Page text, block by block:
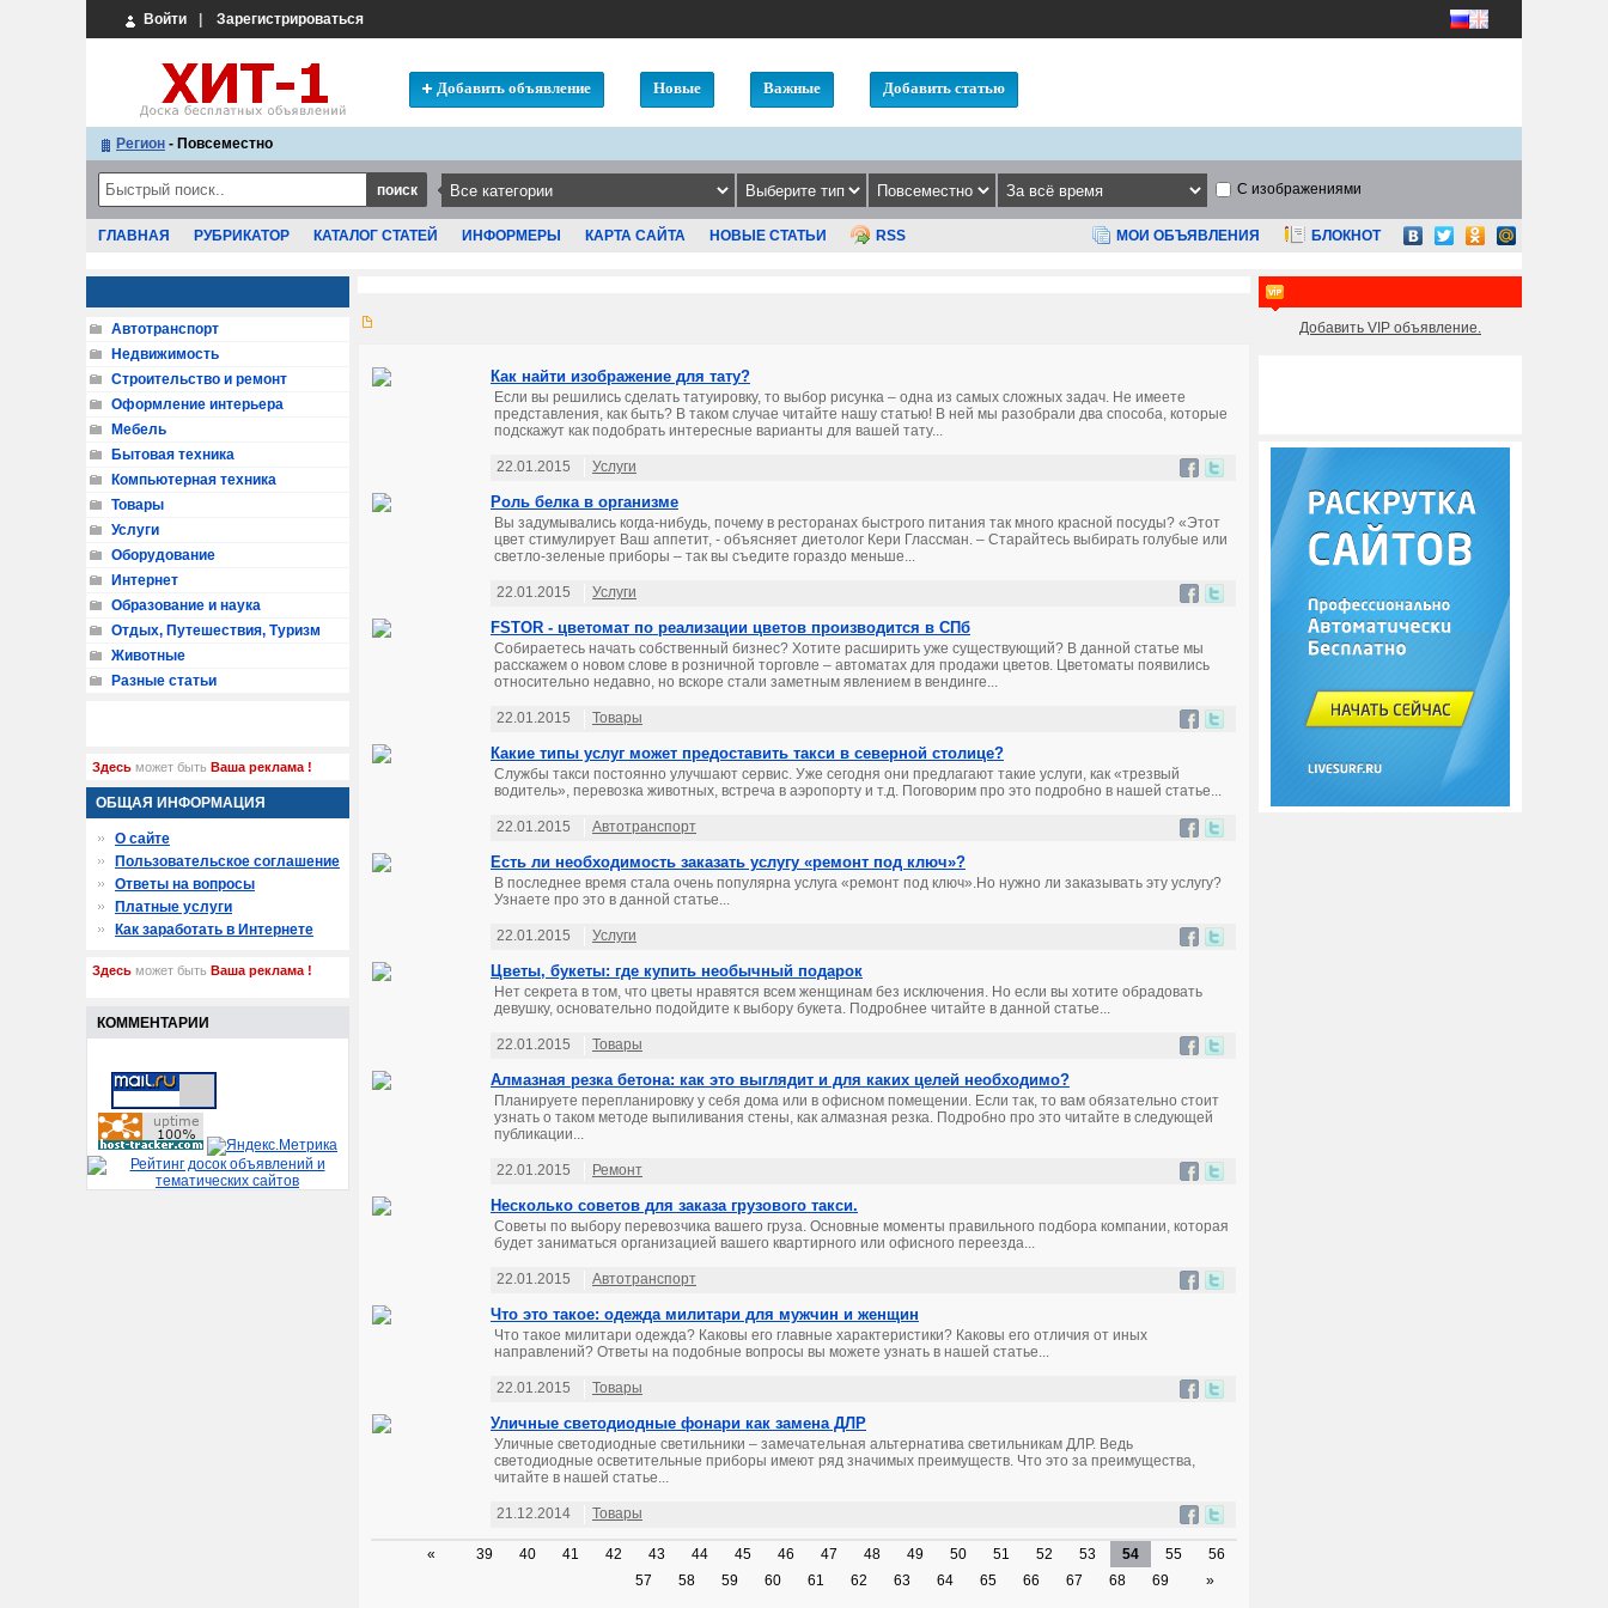
Войти Зарегистрироваться
Добавить объявление Новые Важные Добавить статью
Регион - Повсеместно
С изображениями
ГЛАВНАЯ РУБРИКАТОР КАТАЛОГ СТАТЕЙ ИНФОРМЕРЫ КАРТА САЙТА НОВЫЕ СТАТЬИ RSS МОИ ОБЪЯВЛЕНИЯ БЛОКНОТ
Как найти изображение для тату?
Если вы решились сделать татуировку, то выбор рисунка – одна из самых сложных задач. Не имеете
представления, как быть? В таком случае читайте нашу статью! В ней мы разобрали два способа, которые
подскажут как подобрать интересные варианты для вашей тату...
22.01.2015 Услуги
Роль белка в организме
Вы задумывались когда-нибудь, почему в ресторанах быстрого питания так много красной посуды? «Этот
цвет стимулирует Ваш аппетит, - объясняет диетолог Кери Глассман. – Старайтесь выбирать голубые или
светло-зеленые приборы – так вы съедите гораздо меньше...
22.01.2015 Услуги
FSTOR - цветомат по реализации цветов производится в СПб
Собираетесь начать собственный бизнес? Хотите расширить уже существующий? В данной статье мы
расскажем о новом слове в розничной торговле – автоматах для продажи цветов. Цветоматы появились
относительно недавно, но вскоре стали заметным явлением в вендинге...
22.01.2015 Товары
Какие типы услуг может предоставить такси в северной столице?
Службы такси постоянно улучшают сервис. Уже сегодня они предлагают такие услуги, как «трезвый
водитель», перевозка животных, встреча в аэропорту и т.д. Поговорим про это подробно в нашей статье...
22.01.2015 Автотранспорт
Есть ли необходимость заказать услугу «ремонт под ключ»?
В последнее время стала очень популярна услуга «ремонт под ключ».Но нужно ли заказывать эту услугу?
Узнаете про это в данной статье...
22.01.2015 Услуги
Цветы, букеты: где купить необычный подарок
Нет секрета в том, что цветы нравятся всем женщинам без исключения. Но если вы хотите обрадовать
девушку, основательно подойдите к выбору букета. Подробнее читайте в данной статье...
22.01.2015 Товары
Алмазная резка бетона: как это выглядит и для каких целей необходимо?
Планируете перепланировку у себя дома или в офисном помещении. Если так, то вам обязательно стоит
узнать о таком методе выпиливания стены, как алмазная резка. Подробно про это читайте в следующей
публикации...
22.01.2015 Ремонт
Несколько советов для заказа грузового такси.
Советы по выбору перевозчика вашего груза. Основные моменты правильного подбора компании, которая
будет заниматься организацией вашего квартирного или офисного переезда...
22.01.2015 Автотранспорт
Что это такое: одежда милитари для мужчин и женщин
Что такое милитари одежда? Каковы его главные характеристики? Каковы его отличия от иных
направлений? Ответы на подобные вопросы вы можете узнать в нашей статье...
22.01.2015 Товары
Уличные светодиодные фонари как замена ДЛР
Уличные светодиодные светильники – замечательная альтернатива светильникам ДЛР. Ведь
светодиодные осветительные приборы имеют ряд значимых преимуществ. Что это за преимущества,
читайте в нашей статье...
21.12.2014 Товары
« 39 40 41 42 43 44 45 46 47 48 49 50 51 52 53 54 55
56
57
58 59 60 61 62 63 64 65 66 67 68 69 »
Автотранспорт
Недвижимость
Строительство и ремонт
Оформление интерьера
Мебель
Бытовая техника
Компьютерная техника
Товары
Услуги
Оборудование
Интернет
Образование и наука
Отдых, Путешествия, Туризм
Животные
Разные статьи
Здесь может быть Ваша реклама !
ОБЩАЯ ИНФОРМАЦИЯ
О сайте
Пользовательское соглашение
Ответы на вопросы
Платные услуги
Как заработать в Интернете
Здесь может быть Ваша реклама !
КОММЕНТАРИИ
Добавить VIP объявление.